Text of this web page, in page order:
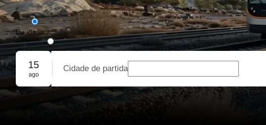
De ida
De ida e volta
Reserva em grupo
15
ago
Cidade de partida